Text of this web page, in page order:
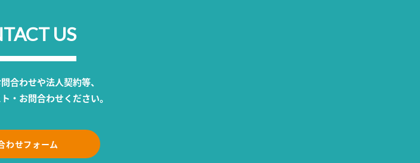
US
合わせや法人契約等、
・お問合わせください。
わせフォーム